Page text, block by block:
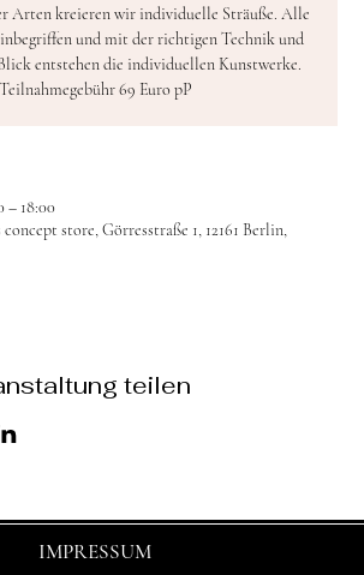
Arten kreieren wir individuelle Sträuße. Alle
und mit der richtigen Technik und
entstehen die individuellen Kunstwerke.
Teilnahmegebühr 69 Euro pP
– 18:00
store, Görresstraße 1, 12161 Berlin,
teilen
IMPRESSUM